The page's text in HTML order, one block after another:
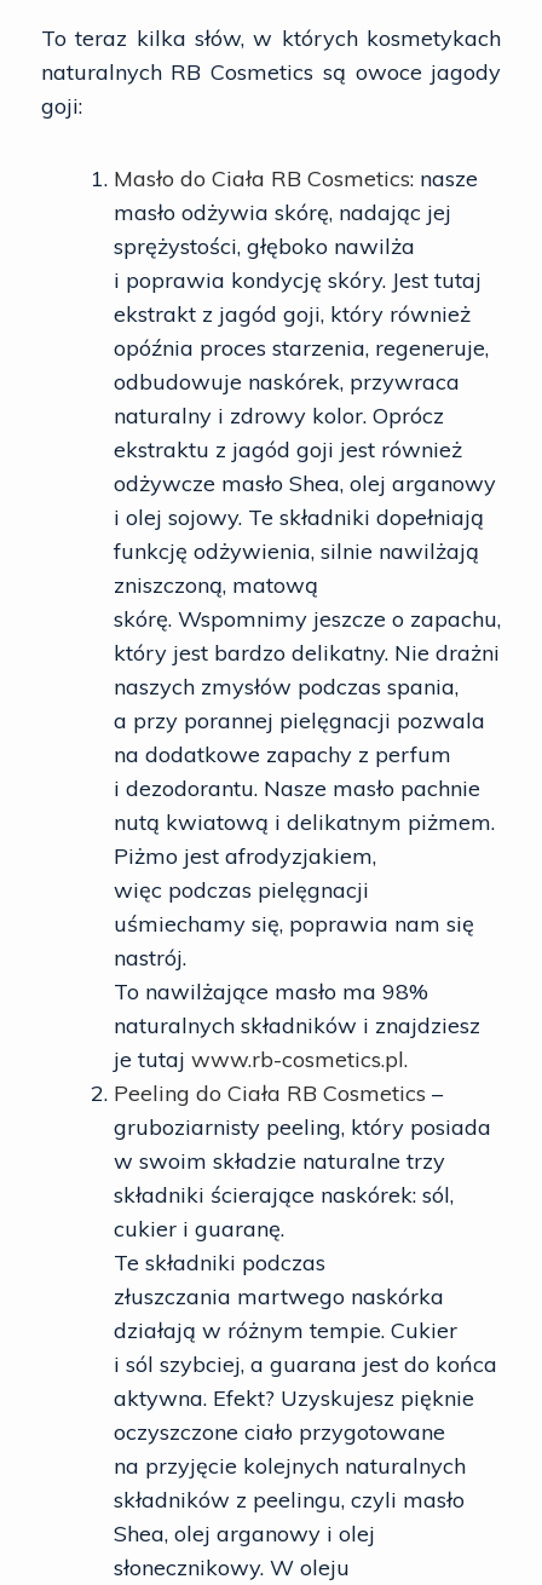
To teraz kilka słów, w których kosmetykach
naturalnych RB Cosmetics są owoce jagody
goji:
Masło do Ciała RB Cosmetics: nasze
masło odżywia skórę, nadając jej
sprężystości, głęboko nawilża
i poprawia kondycję skóry. Jest tutaj
ekstrakt z jagód goji, który również
opóźnia proces starzenia, regeneruje,
odbudowuje naskórek, przywraca
naturalny i zdrowy kolor. Oprócz
ekstraktu z jagód goji jest również
odżywcze masło Shea, olej arganowy
i olej sojowy. Te składniki dopełniają
funkcję odżywienia, silnie nawilżają
zniszczoną, matową
skórę. Wspomnimy jeszcze o zapachu,
który jest bardzo delikatny. Nie drażni
naszych zmysłów podczas spania,
a przy porannej pielęgnacji pozwala
na dodatkowe zapachy z perfum
i dezodorantu. Nasze masło pachnie
nutą kwiatową i delikatnym piżmem.
Piżmo jest afrodyzjakiem,
więc podczas pielęgnacji
uśmiechamy się, poprawia nam się
nastrój.
To nawilżające masło ma 98%
naturalnych składników i znajdziesz
je tutaj www.rb-cosmetics.pl.
Peeling do Ciała RB Cosmetics –
gruboziarnisty peeling, który posiada
w swoim składzie naturalne trzy
składniki ścierające naskórek: sól,
cukier i guaranę.
Te składniki podczas
złuszczania martwego naskórka
działają w różnym tempie. Cukier
i sól szybciej, a guarana jest do końca
aktywna. Efekt? Uzyskujesz pięknie
oczyszczone ciało przygotowane
na przyjęcie kolejnych naturalnych
składników z peelingu, czyli masło
Shea, olej arganowy i olej
słonecznikowy. W oleju